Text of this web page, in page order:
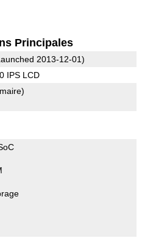
Principales
2013-12-01)
IPS LCD